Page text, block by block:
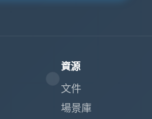
資源
文件
場景庫